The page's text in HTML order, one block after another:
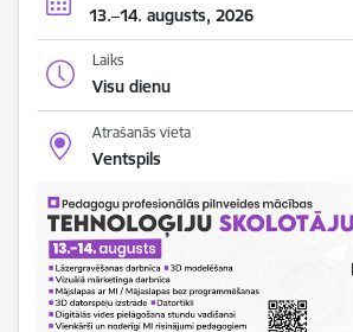
13.–14. augusts, 2026
Laiks
Visu dienu
Atrašanās vieta
Ventspils